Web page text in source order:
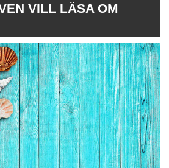
VILL LÄSA OM